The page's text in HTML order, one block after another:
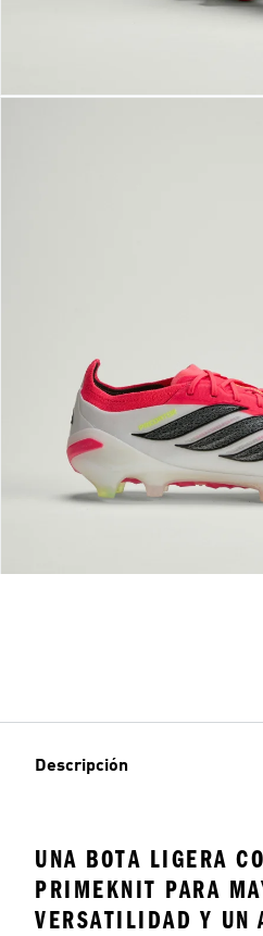
Descripción
UNA BOTA LIGERA
PRIMEKNIT PARA
VERSATILIDAD Y UN